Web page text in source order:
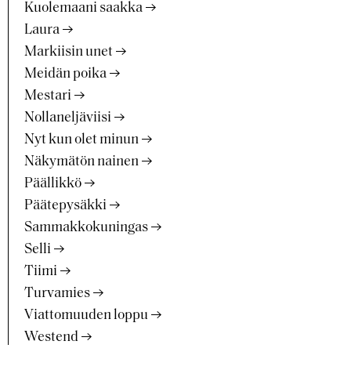
Kuolemaani saakka
Laura
Markiisin unet
Meidän poika
Mestari
Nollaneljäviisi
Nyt kun olet minun
Näkymätön nainen
Päällikkö
Päätepysäkki
Sammakkokuningas
Selli
Tiimi
Turvamies
Viattomuuden loppu
Westend